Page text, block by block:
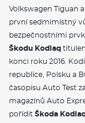
Volkswagen Tiguan
první sedmimístný
bezpečnostními
Škodu Kodiaq
konci roku 2016.
republice, Polsku a
časopisu Auto Test
magazínů Auto
pořídit Škoda